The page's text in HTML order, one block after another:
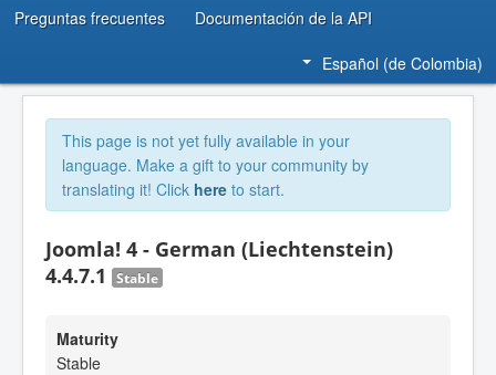
Preguntas frecuentes Documentación de la API
Español (de Colombia)
This page is not yet fully available in your
language. Make a gift to your community by
translating it! Click here to start.
Joomla! 4 - German (Liechtenstein)
4.4.7.1
Stable
Maturity
Stable